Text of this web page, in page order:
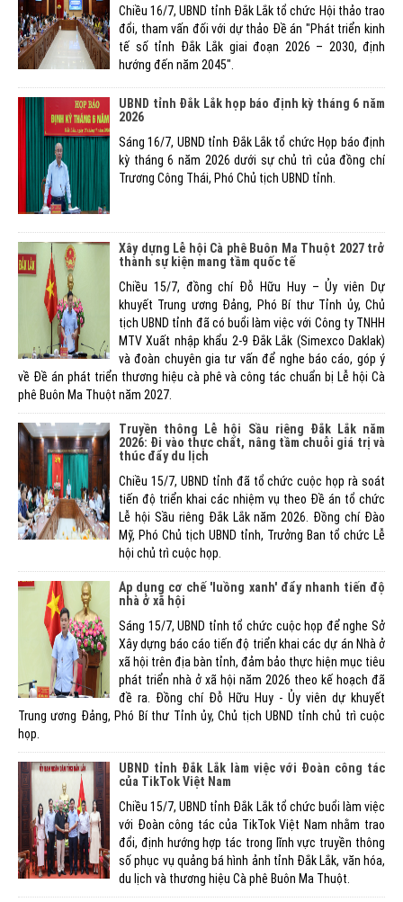
Chiều 16/7, UBND tỉnh Đắk Lắk tổ chức Hội thảo trao
đổi, tham vấn đối với dự thảo Đề án "Phát triển kinh
tế số tỉnh Đắk Lắk giai đoạn 2026 – 2030, định
hướng đến năm 2045".
UBND tỉnh Đắk Lắk họp báo định kỳ tháng 6 năm
2026
Sáng 16/7, UBND tỉnh Đắk Lắk tổ chức Họp báo định
kỳ tháng 6 năm 2026 dưới sự chủ trì của đồng chí
Trương Công Thái, Phó Chủ tịch UBND tỉnh.
Xây dựng Lễ hội Cà phê Buôn Ma Thuột 2027 trở
thành sự kiện mang tầm quốc tế
Chiều 15/7, đồng chí Đỗ Hữu Huy – Ủy viên Dự
khuyết Trung ương Đảng, Phó Bí thư Tỉnh ủy, Chủ
tịch UBND tỉnh đã có buổi làm việc với Công ty TNHH
MTV Xuất nhập khẩu 2-9 Đắk Lắk (Simexco Daklak)
và đoàn chuyên gia tư vấn để nghe báo cáo, góp ý
về Đề án phát triển thương hiệu cà phê và công tác chuẩn bị Lễ hội Cà
phê Buôn Ma Thuột năm 2027.
Truyền thông Lễ hội Sầu riêng Đắk Lắk năm
2026: Đi vào thực chất, nâng tầm chuỗi giá trị và
thúc đẩy du lịch
Chiều 15/7, UBND tỉnh đã tổ chức cuộc họp rà soát
tiến độ triển khai các nhiệm vụ theo Đề án tổ chức
Lễ hội Sầu riêng Đắk Lắk năm 2026. Đồng chí Đào
Mỹ, Phó Chủ tịch UBND tỉnh, Trưởng Ban tổ chức Lễ
hội chủ trì cuộc họp.
Áp dụng cơ chế 'luồng xanh' đẩy nhanh tiến độ
nhà ở xã hội
Sáng 15/7, UBND tỉnh tổ chức cuộc họp để nghe Sở
Xây dựng báo cáo tiến độ triển khai các dự án Nhà ở
xã hội trên địa bàn tỉnh, đảm bảo thực hiện mục tiêu
phát triển nhà ở xã hội năm 2026 theo kế hoạch đã
đề ra. Đồng chí Đỗ Hữu Huy - Ủy viên dự khuyết
Trung ương Đảng, Phó Bí thư Tỉnh ủy, Chủ tịch UBND tỉnh chủ trì cuộc
họp.
UBND tỉnh Đắk Lắk làm việc với Đoàn công tác
của TikTok Việt Nam
Chiều 15/7, UBND tỉnh Đắk Lắk tổ chức buổi làm việc
với Đoàn công tác của TikTok Việt Nam nhằm trao
đổi, định hướng hợp tác trong lĩnh vực truyền thông
số phục vụ quảng bá hình ảnh tỉnh Đắk Lắk, văn hóa,
du lịch và thương hiệu Cà phê Buôn Ma Thuột.